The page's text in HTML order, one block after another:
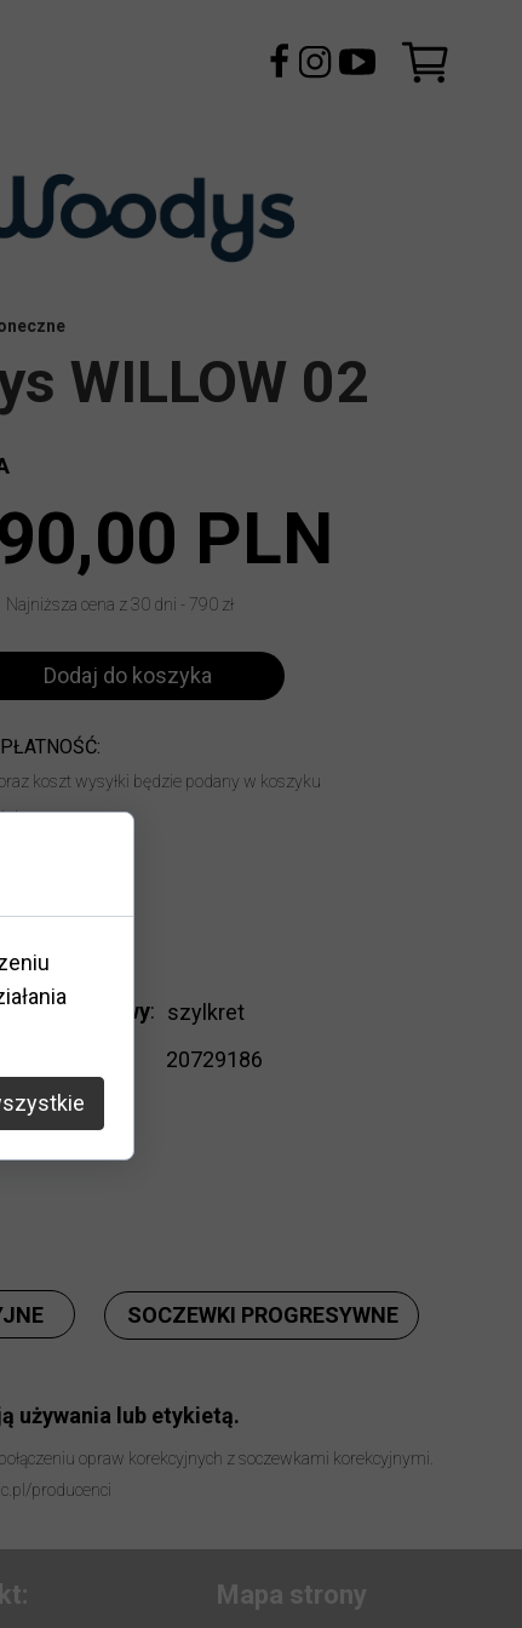
koszt wysyłki będzie podany w koszyku
szylkret
Kolor oprawy:
tak
:
produktu
20729186
Najniższa cena z 30 dni - 790 zł
Dodaj do koszyka
PLN
WILLOW 02
SOCZEWKI PROGRESYWNE
używania lub etykietą.
opraw korekcyjnych z soczewkami korekcyjnymi.
producenci
Mapa strony